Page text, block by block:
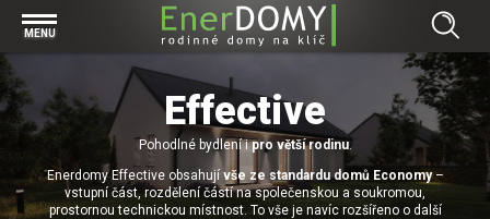
MENU
Prohlížet vše v kategorii Bungalovy
Concept
Exclusive
Effective
Economy
Prohlížet vše v kategorii Projekty
Individuální projekty
Typové řešení
Prohlížet vše v kategorii Technologie
Základová deska
Prohlížet vše v kategorii Kontakt
Effective
Pohodlné bydlení ipro větší rodinu.
Enerdomy Effective obsahují vše ze standardu domů Economy–
vstupní část, rozdělení částí na společenskou a soukromou,
prostornou technickou místnost. To vše je navíc rozšířeno o další